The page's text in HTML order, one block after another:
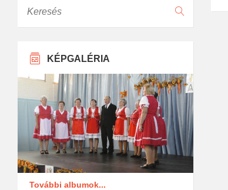
KÉPGALÉRIA
További albumok...